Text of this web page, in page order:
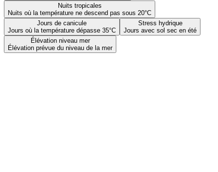
Nuits tropicales
Nuits où la température ne descend pas sous 20°C
Jours de canicule
Jours où la température dépasse 35°C
Stress hydrique
Jours avec sol sec en été
Élévation niveau mer
Élévation prévue du niveau de la mer